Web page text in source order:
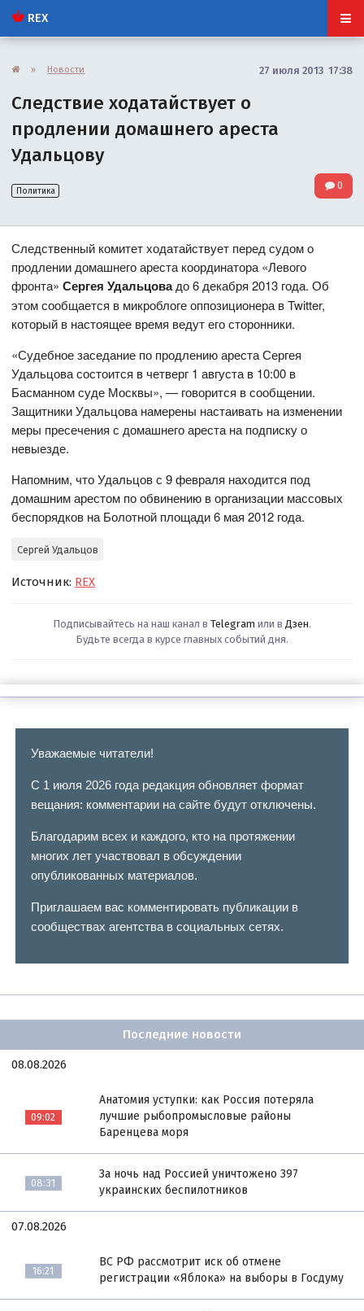
REX
» Новости 27 июля 2013 17:38
Следствие ходатайствует о
продлении домашнего ареста
Удальцову
Политика 0
Следственный комитет ходатайствует перед судом о
продлении домашнего ареста координатора «Левого
фронта»Сергея Удальцовадо 6 декабря 2013 года. Об
этом сообщается в микроблоге оппозиционера в Twitter,
который в настоящее время ведут его сторонники.
«Судебное заседание по продлению ареста Сергея
Удальцова состоится в четверг 1 августа в 10:00 в
Басманном суде Москвы», — говорится в сообщении.
Защитники Удальцова намерены настаивать на изменении
меры пресечения с домашнего ареста на подписку о
невыезде.
Напомним, что Удальцов с 9 февраля находится под
домашним арестом по обвинению в организации массовых
беспорядков на Болотной площади 6 мая 2012 года.
Сергей Удальцов
Источник: REX
Подписывайтесь на наш канал в Telegram или в Дзен.
Будьте всегда в курсе главных событий дня.
Уважаемые читатели!
С 1 июля 2026 года редакция обновляет формат
вещания: комментарии на сайте будут отключены.
Благодарим всех и каждого, кто на протяжении
многих лет участвовал в обсуждении
опубликованных материалов.
Приглашаем вас комментировать публикации в
сообществах агентства в социальных сетях.
Последние новости
08.08.2026
09:02
Анатомия уступки: как Россия потеряла
лучшие рыбопромысловые районы
Баренцева моря
08:31
За ночь над Россией уничтожено 397
украинских беспилотников
07.08.2026
16:21
ВС РФ рассмотрит иск об отмене
регистрации «Яблока» на выборы в Госдуму